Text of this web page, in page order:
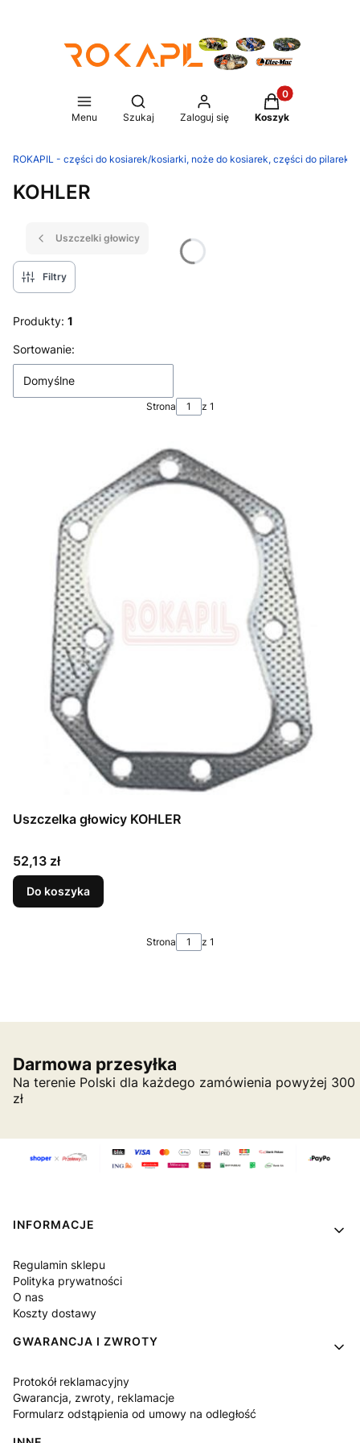
Menu
Otwórz wyszukiwarkę
Szukaj Zaloguj się
Produkty w
Koszyk
ROKAPIL - części do kosiarek/kosiarki, noże do kosiarek, części do pilarek/
KOHLER
Uszczelki głowicy
Filtry
Produkty: 1
Lista produktów
Sortowanie:
Domyślne
Strona z 1
Uszczelka głowicy KOHLER
Cena
52,13 zł
Do koszyka
Strona z 1
Darmowa przesyłka
Na terenie Polski dla każdego zamówienia powyżej 300
zł
Linki w stopce
INFORMACJE
Regulamin sklepu
Polityka prywatności
O nas
Koszty dostawy
GWARANCJA I ZWROTY
Protokół reklamacyjny
Gwarancja, zwroty, reklamacje
Formularz odstąpienia od umowy na odległość